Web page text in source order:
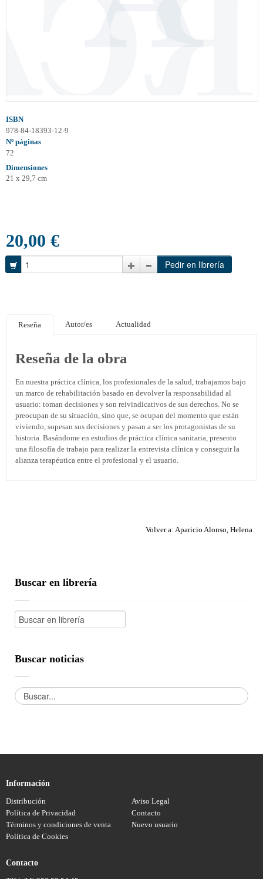
ISBN
978-84-18393-12-9
Nº páginas
72
Dimensiones
21 x 29,7 cm
20,00 €
Reseña Autor/es Actualidad
Reseña de la obra
En nuestra práctica clínica, los profesionales de la salud, trabajamos bajo
un marco de rehabilitación basado en devolver la responsabilidad al
usuario: toman decisiones y son reivindicativos de sus derechos. No se
preocupan de su situación, sino que, se ocupan del momento que están
viviendo, sopesan sus decisiones y pasan a ser los protagonistas de su
historia. Basándome en estudios de práctica clínica sanitaria, presento
una filosofía de trabajo para realizar la entrevista clínica y conseguir la
alianza terapéutica entre el profesional y el usuario.
Volver a: Aparicio Alonso, Helena
Buscar en librería
Buscar noticias
Información
Distribución
Aviso Legal
Política de Privacidad
Contacto
Términos y condiciones de venta
Nuevo usuario
Política de Cookies
Contacto